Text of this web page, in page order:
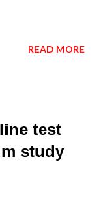
READ MORE
test
study